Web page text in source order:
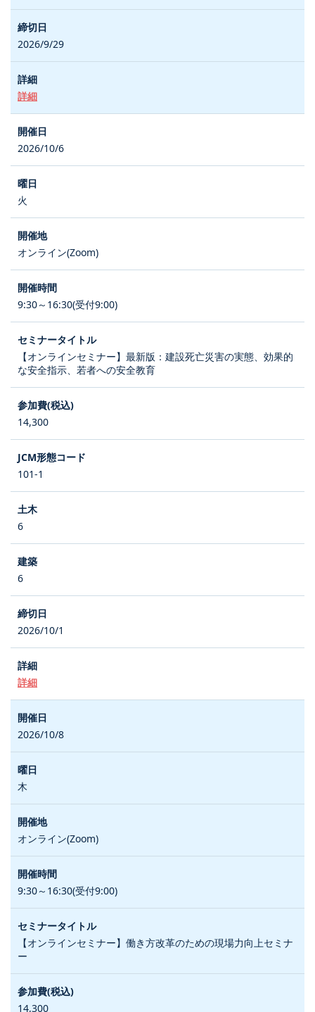
2026/9/29
詳細
2026/10/6
火
オンライン(Zoom)
9:30～16:30(受付9:00)
【オンラインセミナー】最新版：建設死亡災害の実態、効果的
な安全指示、若者への安全教育
14,300
101-1
6
6
2026/10/1
詳細
2026/10/8
木
オンライン(Zoom)
9:30～16:30(受付9:00)
【オンラインセミナー】働き方改革のための現場力向上セミナ
ー
14,300